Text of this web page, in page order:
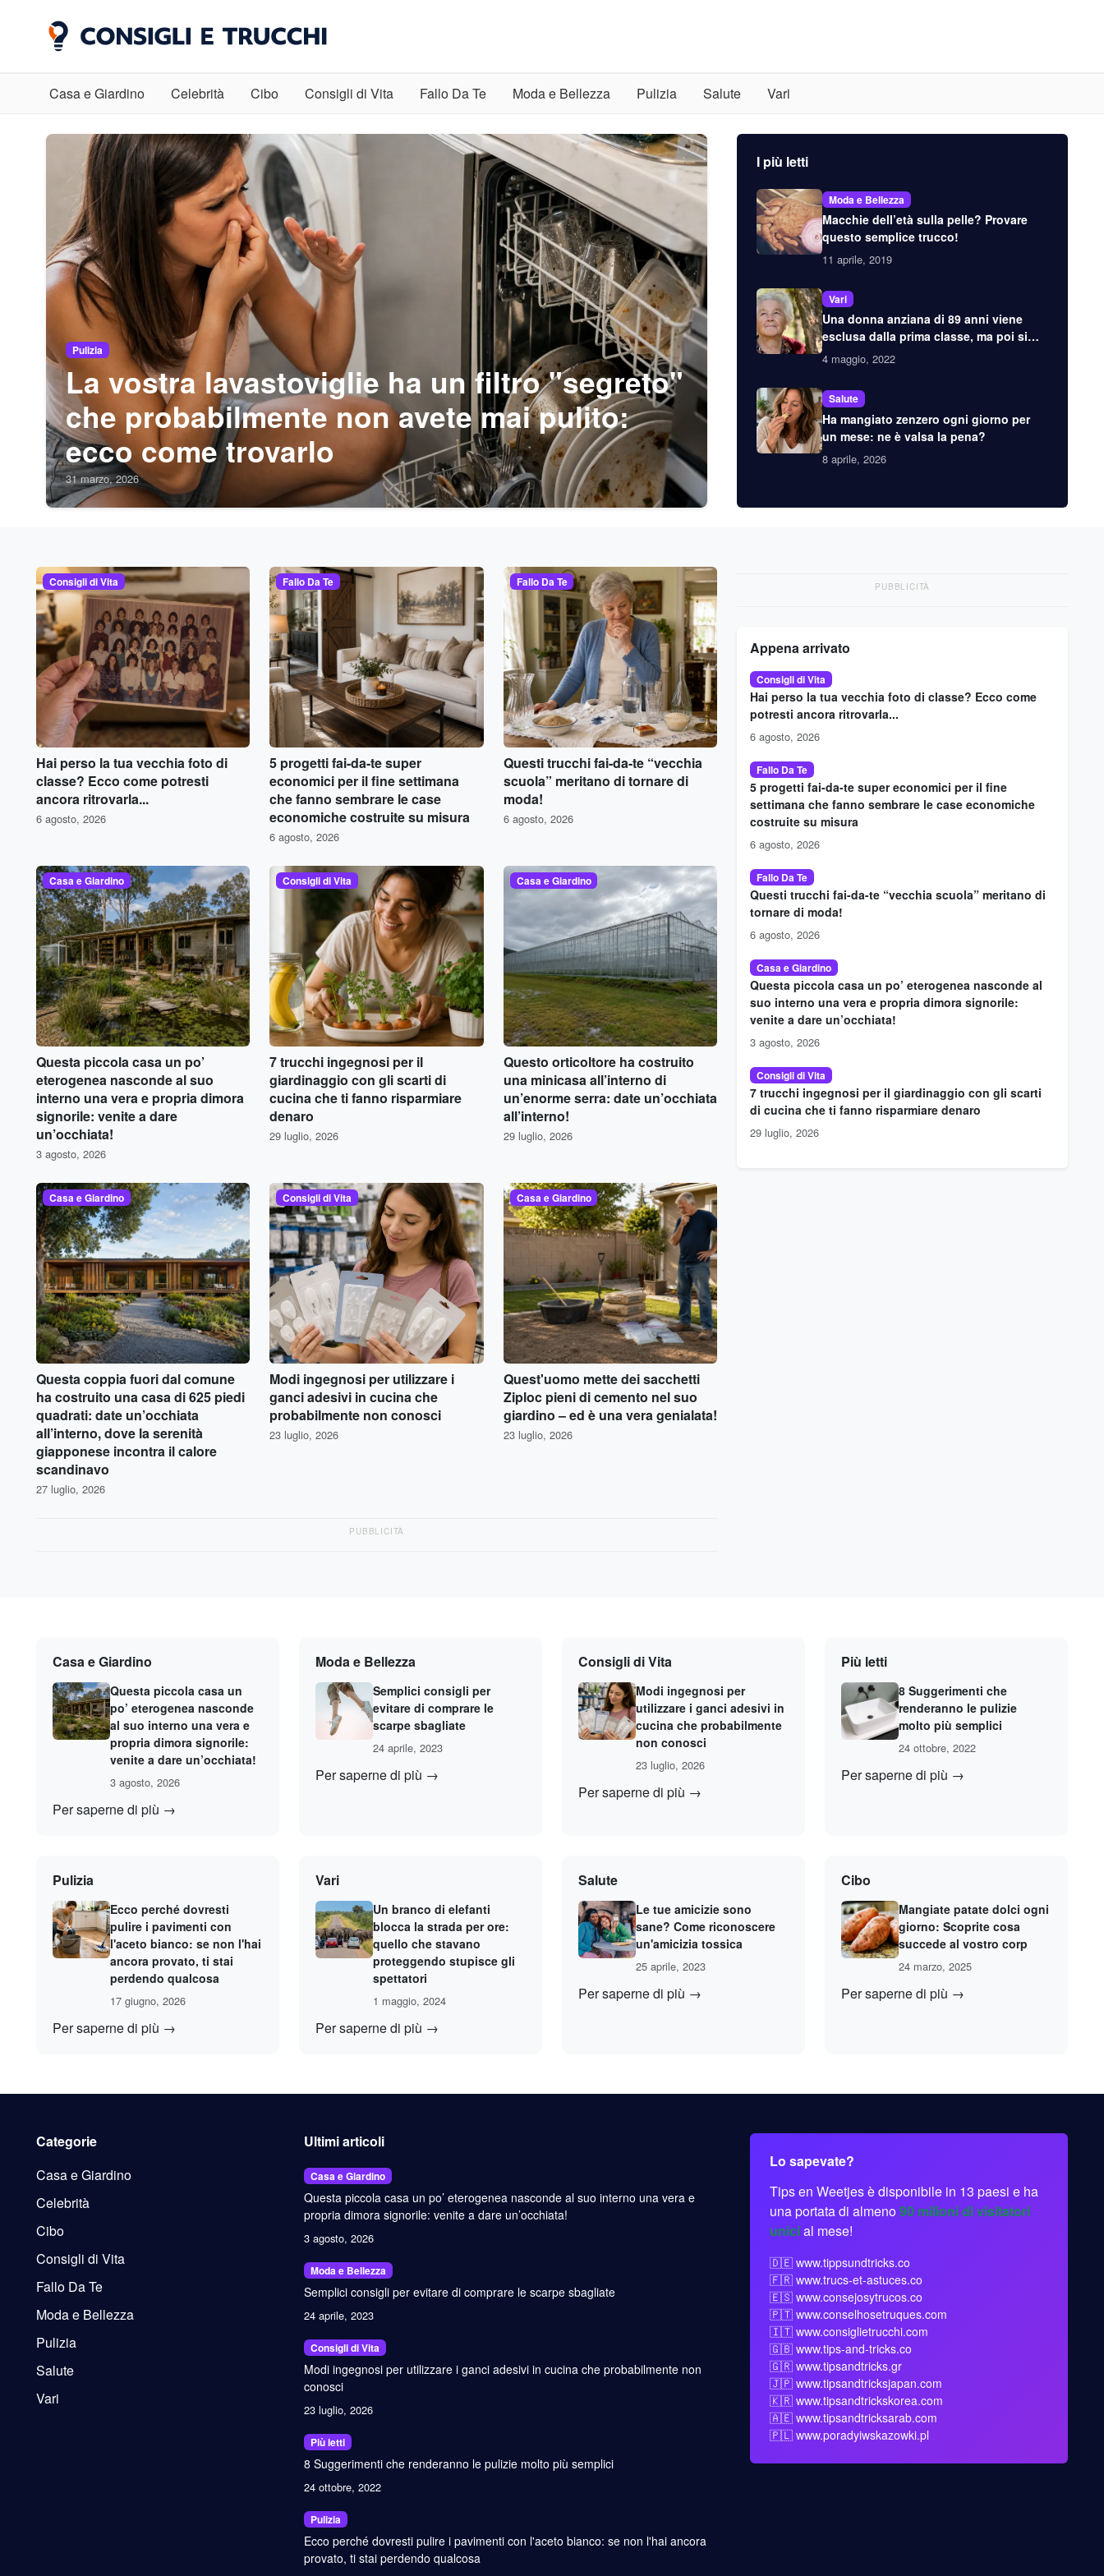
Casa e Giardino Celebrità Cibo Consigli di Vita Fallo Da Te Moda e Bellezza Pulizia Salute Vari
Pulizia
La vostra lavastoviglie ha un filtro "segreto"
che probabilmente non avete mai pulito:
ecco come trovarlo
31 marzo, 2026
I più letti
Moda e Bellezza
Macchie dell’età sulla pelle? Provare
questo semplice trucco!
11 aprile, 2019
Vari
Una donna anziana di 89 anni viene
esclusa dalla prima classe, ma poi si
scopre chi è veramente
4 maggio, 2022
Salute
Ha mangiato zenzero ogni giorno per
un mese: ne è valsa la pena?
8 aprile, 2026
Consigli di Vita
Hai perso la tua vecchia foto di
classe? Ecco come potresti
ancora ritrovarla...
6 agosto, 2026
Fallo Da Te
5 progetti fai-da-te super
economici per il fine settimana
che fanno sembrare le case
economiche costruite su misura
6 agosto, 2026
Fallo Da Te
Questi trucchi fai-da-te “vecchia
scuola” meritano di tornare di
moda!
6 agosto, 2026
Casa e Giardino
Questa piccola casa un po’
eterogenea nasconde al suo
interno una vera e propria dimora
signorile: venite a dare
un’occhiata!
3 agosto, 2026
Consigli di Vita
7 trucchi ingegnosi per il
giardinaggio con gli scarti di
cucina che ti fanno risparmiare
denaro
29 luglio, 2026
Casa e Giardino
Questo orticoltore ha costruito
una minicasa all’interno di
un’enorme serra: date un’occhiata
all’interno!
29 luglio, 2026
Casa e Giardino
Questa coppia fuori dal comune
ha costruito una casa di 625 piedi
quadrati: date un’occhiata
all’interno, dove la serenità
giapponese incontra il calore
scandinavo
27 luglio, 2026
Consigli di Vita
Modi ingegnosi per utilizzare i
ganci adesivi in cucina che
probabilmente non conosci
23 luglio, 2026
Casa e Giardino
Quest'uomo mette dei sacchetti
Ziploc pieni di cemento nel suo
giardino – ed è una vera genialata!
23 luglio, 2026
PUBBLICITÀ
PUBBLICITÀ
Appena arrivato
Consigli di Vita
Hai perso la tua vecchia foto di classe? Ecco come
potresti ancora ritrovarla...
6 agosto, 2026
Fallo Da Te
5 progetti fai-da-te super economici per il fine
settimana che fanno sembrare le case economiche
costruite su misura
6 agosto, 2026
Fallo Da Te
Questi trucchi fai-da-te “vecchia scuola” meritano di
tornare di moda!
6 agosto, 2026
Casa e Giardino
Questa piccola casa un po’ eterogenea nasconde al
suo interno una vera e propria dimora signorile:
venite a dare un’occhiata!
3 agosto, 2026
Consigli di Vita
7 trucchi ingegnosi per il giardinaggio con gli scarti
di cucina che ti fanno risparmiare denaro
29 luglio, 2026
Casa e Giardino
Questa piccola casa un
po’ eterogenea nasconde
al suo interno una vera e
propria dimora signorile:
venite a dare un’occhiata!
3 agosto, 2026
Per saperne di più →
Moda e Bellezza
Semplici consigli per
evitare di comprare le
scarpe sbagliate
24 aprile, 2023
Per saperne di più →
Consigli di Vita
Modi ingegnosi per
utilizzare i ganci adesivi in
cucina che probabilmente
non conosci
23 luglio, 2026
Per saperne di più →
Più letti
8 Suggerimenti che
renderanno le pulizie
molto più semplici
24 ottobre, 2022
Per saperne di più →
Pulizia
Ecco perché dovresti
pulire i pavimenti con
l'aceto bianco: se non l'hai
ancora provato, ti stai
perdendo qualcosa
17 giugno, 2026
Per saperne di più →
Vari
Un branco di elefanti
blocca la strada per ore:
quello che stavano
proteggendo stupisce gli
spettatori
1 maggio, 2024
Per saperne di più →
Salute
Le tue amicizie sono
sane? Come riconoscere
un'amicizia tossica
25 aprile, 2023
Per saperne di più →
Cibo
Mangiate patate dolci ogni
giorno: Scoprite cosa
succede al vostro corp
24 marzo, 2025
Per saperne di più →
Categorie
Casa e Giardino
Celebrità
Cibo
Consigli di Vita
Fallo Da Te
Moda e Bellezza
Pulizia
Salute
Vari
Ultimi articoli
Casa e Giardino
Questa piccola casa un po’ eterogenea nasconde al suo interno una vera e
propria dimora signorile: venite a dare un’occhiata!
3 agosto, 2026
Moda e Bellezza
Semplici consigli per evitare di comprare le scarpe sbagliate
24 aprile, 2023
Consigli di Vita
Modi ingegnosi per utilizzare i ganci adesivi in cucina che probabilmente non
conosci
23 luglio, 2026
Più letti
8 Suggerimenti che renderanno le pulizie molto più semplici
24 ottobre, 2022
Pulizia
Ecco perché dovresti pulire i pavimenti con l'aceto bianco: se non l'hai ancora
provato, ti stai perdendo qualcosa
Lo sapevate?
Tips en Weetjes è disponibile in 13 paesi e ha
una portata di almeno90 milioni di visitatori
unicial mese!
🇩🇪 www.tippsundtricks.co
🇫🇷 www.trucs-et-astuces.co
🇪🇸 www.consejosytrucos.co
🇵🇹 www.conselhosetruques.com
🇮🇹 www.consiglietrucchi.com
🇬🇧 www.tips-and-tricks.co
🇬🇷 www.tipsandtricks.gr
🇯🇵 www.tipsandtricksjapan.com
🇰🇷 www.tipsandtrickskorea.com
🇦🇪 www.tipsandtricksarab.com
🇵🇱 www.poradyiwskazowki.pl